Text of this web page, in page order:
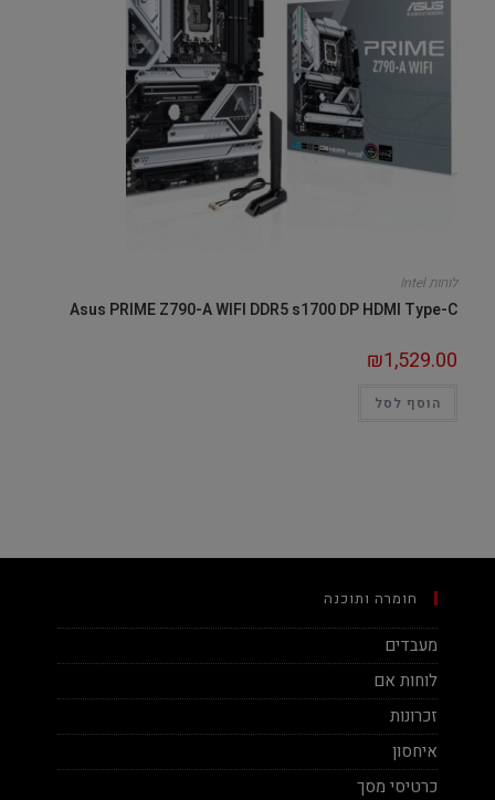
לוחות Intel
Asus PRIME Z790-A WIFI DDR5 s1700 DP HDMI Type-C
₪1,529.00
הוסף לסל
חומרה ותוכנה
מעבדים
לוחות אם
זכרונות
איחסון
כרטיסי מסך